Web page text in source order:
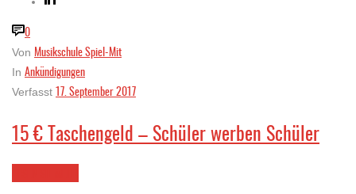
0
Von Musikschule Spiel-Mit
In Ankündigungen
Verfasst 17. September 2017
15 € Taschengeld – Schüler werben Schüler